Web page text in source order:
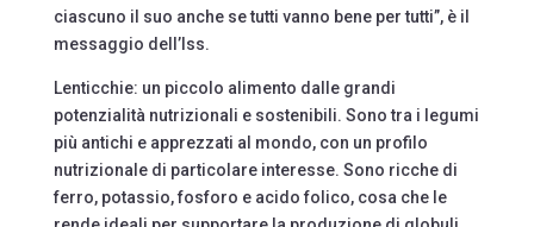
ciascuno il suo anche se tutti vanno bene per tutti”, è il
messaggio dell’Iss.
Lenticchie: un piccolo alimento dalle grandi
potenzialità nutrizionali e sostenibili. Sono tra i legumi
più antichi e apprezzati al mondo, con un profilo
nutrizionale di particolare interesse. Sono ricche di
ferro, potassio, fosforo e acido folico, cosa che le